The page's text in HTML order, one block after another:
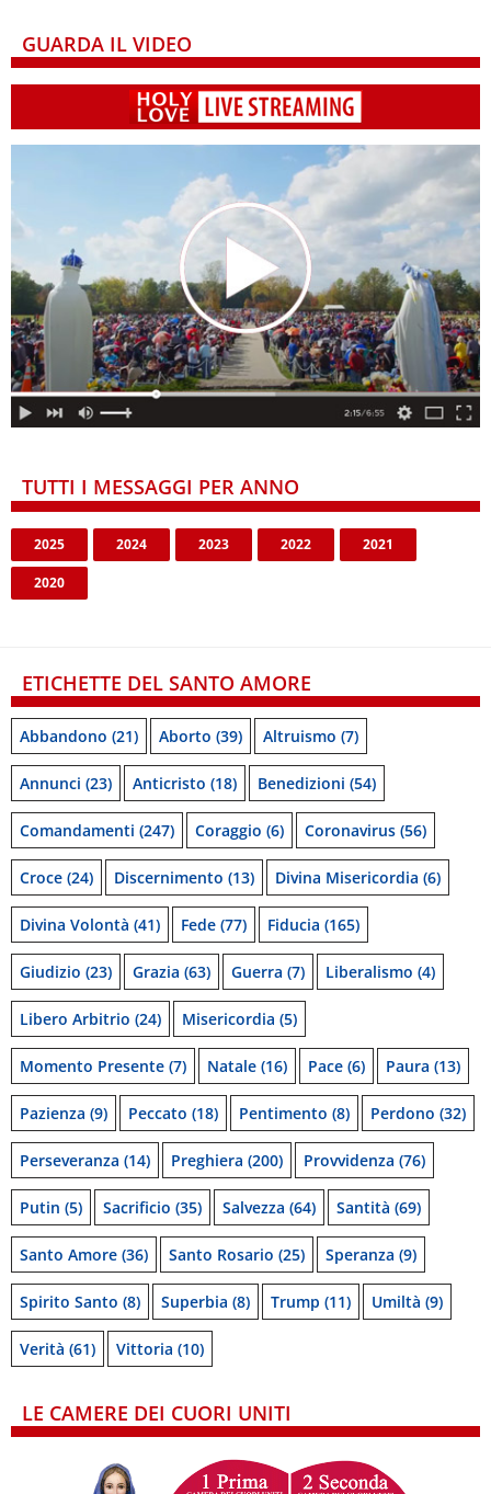
GUARDA IL VIDEO
TUTTI I MESSAGGI PER ANNO
2025 2024 2023 2022 2021
2020
ETICHETTE DEL SANTO AMORE
Abbandono (21) Aborto (39) Altruismo (7)
Annunci (23) Anticristo (18) Benedizioni (54)
Comandamenti (247) Coraggio (6) Coronavirus (56)
Croce (24) Discernimento (13) Divina Misericordia (6)
Divina Volontà (41) Fede (77) Fiducia (165)
Giudizio (23) Grazia (63) Guerra (7) Liberalismo (4)
Libero Arbitrio (24) Misericordia (5)
Momento Presente (7) Natale (16) Pace (6) Paura (13)
Pazienza (9) Peccato (18) Pentimento (8) Perdono (32)
Perseveranza (14) Preghiera (200) Provvidenza (76)
Putin (5) Sacrificio (35) Salvezza (64) Santità (69)
Santo Amore (36) Santo Rosario (25) Speranza (9)
Spirito Santo (8) Superbia (8) Trump (11) Umiltà (9)
Verità (61) Vittoria (10)
LE CAMERE DEI CUORI UNITI